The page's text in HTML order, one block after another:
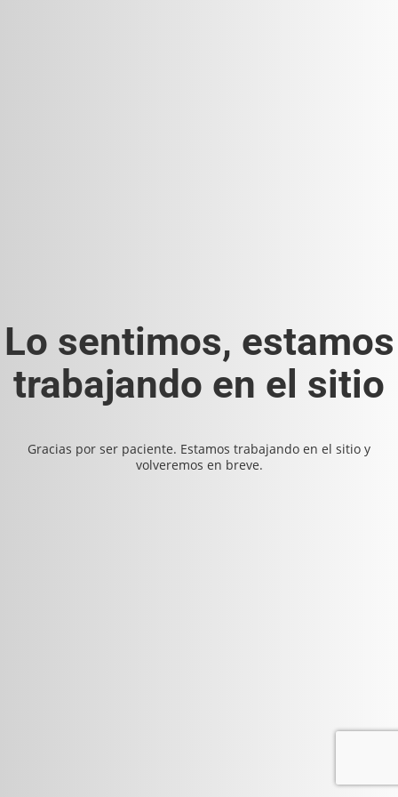
Lo sentimos, estamos
trabajando en el sitio
Gracias por ser paciente. Estamos trabajando en el sitio y
volveremos en breve.